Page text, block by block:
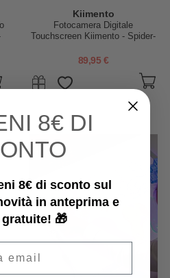
Kiimento
Fotocamera Digitale
Touchscreen Kiimento - Spider-
89,95 €
8€ DI
8€ di sconto sul
in anteprima e
🎁